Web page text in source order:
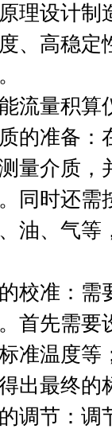
理设计制
、高稳定
量积算
准备：
量介质，
同时还需
油、气等
准：需
首先需要
准温度等
出最终的
节：调